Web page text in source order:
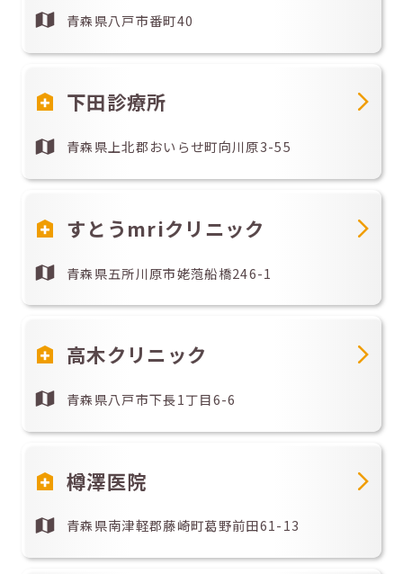
青森県八戸市番町40
下田診療所
青森県上北郡おいらせ町向川原3-55
すとうmriクリニック
青森県五所川原市姥萢船橋246-1
高木クリニック
青森県八戸市下長1丁目6-6
樽澤医院
青森県南津軽郡藤崎町葛野前田61-13